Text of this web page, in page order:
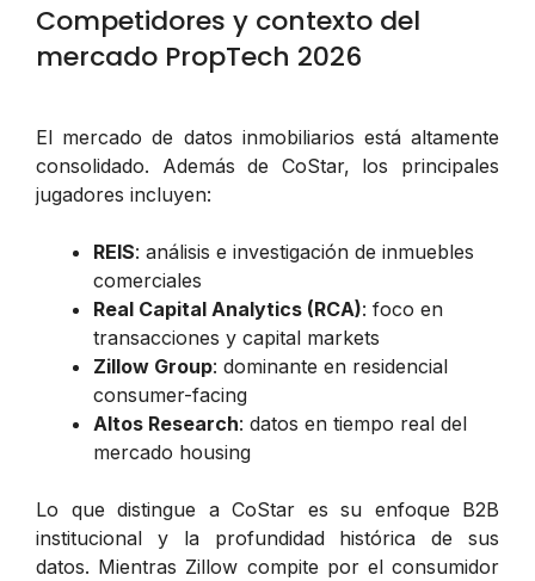
Competidores y contexto del
mercado PropTech 2026
El mercado de datos inmobiliarios está altamente
consolidado. Además de CoStar, los principales
jugadores incluyen:
REIS: análisis e investigación de inmuebles
comerciales
Real Capital Analytics (RCA): foco en
transacciones y capital markets
Zillow Group: dominante en residencial
consumer-facing
Altos Research: datos en tiempo real del
mercado housing
Lo que distingue a CoStar es su enfoque B2B
institucional y la profundidad histórica de sus
datos. Mientras Zillow compite por el consumidor